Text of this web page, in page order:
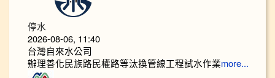
停水
2026-08-06, 11:40
台灣自來水公司
辦理善化民族路民權路等汰換管線工程試水作業more...